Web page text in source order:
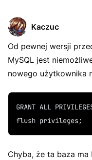
Kaczuc
Od pewnej wersji
MySQL jest
nowego użytkownika
GRANT ALL
flush privileges;
Chyba, że ta baza